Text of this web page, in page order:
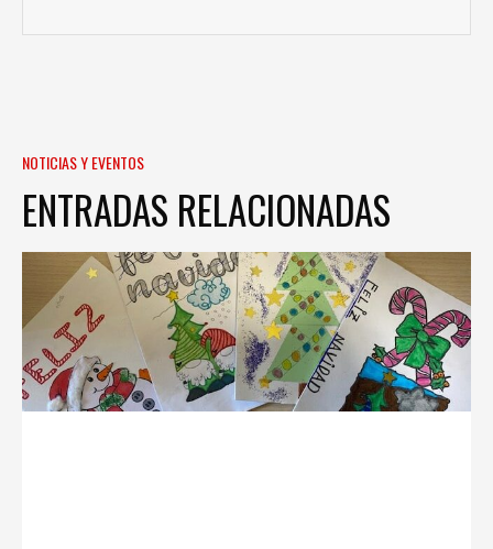
NOTICIAS Y EVENTOS
ENTRADAS RELACIONADAS